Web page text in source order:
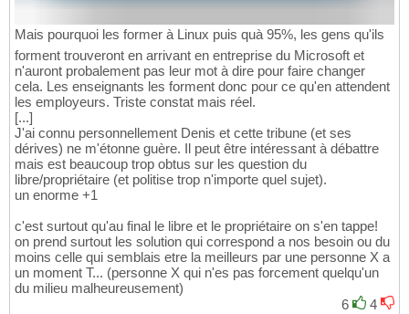
Mais pourquoi les former à Linux puis quà 95%, les gens qu'ils
forment trouveront en arrivant en entreprise du Microsoft et
n'auront probalement pas leur mot à dire pour faire changer
cela. Les enseignants les forment donc pour ce qu'en attendent
les employeurs. Triste constat mais réel.
[...]
J'ai connu personnellement Denis et cette tribune (et ses
dérives) ne m'étonne guère. Il peut être intéressant à débattre
mais est beaucoup trop obtus sur les question du
libre/propriétaire (et politise trop n'importe quel sujet).
un enorme +1
c'est surtout qu'au final le libre et le propriétaire on s'en tappe!
on prend surtout les solution qui correspond a nos besoin ou du
moins celle qui semblais etre la meilleurs par une personne X a
un moment T... (personne X qui n'es pas forcement quelqu'un
du milieu malheureusement)
6
4